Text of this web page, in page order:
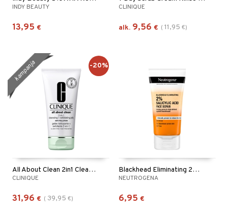
INDY BEAUTY
13,95 €
CLINIQUE
alk. 9,56 € ( 11,95 €)
All About Clean 2in1 Cleansing Exfoliating Jelly
CLINIQUE
31,96 € ( 39,95 €)
kampanja -20%
Blackhead Eliminating 2% Salicylic Acid Face Scrub
NEUTROGENA
6,95 €